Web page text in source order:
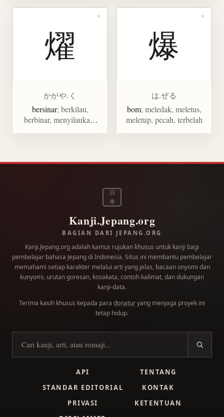
燿
かがや.く
bersinar; berkilau,
berbinar, menyilaukan,
爆
は.ぜる
bom; meledak, meletus,
meletup, pecah, terbelah
日
本
Kanji.Jepang.org
BAGIAN DARI JEPANG.ORG
Kanji.Jepang.org adalah kamus rujukan khusus untuk kanji bagi
pembelajar bahasa Jepang di Indonesia. Situs ini membantu pembelajar
memahami setiap karakter melalui arti yang jelas, bacaan onyomi dan
kunyomi, urutan goresan, kosakata, contoh kalimat, dan dukungan
kanji-data.
Terima kasih khusus kepada para donaturyang menjaga proyek ini
tetap hidup.
Cari kanji
API
TENTANG
STANDAR EDITORIAL
KONTAK
PRIVASI
KETENTUAN